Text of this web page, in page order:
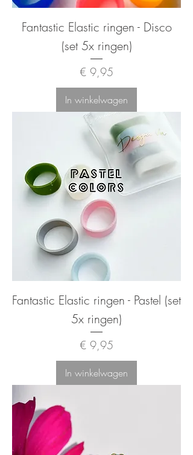
Fantastic Elastic ringen - Disco
(set 5x ringen)
Prijs
€ 9,95
In winkelwagen
Fantastic Elastic ringen - Pastel (set
5x ringen)
Prijs
€ 9,95
In winkelwagen